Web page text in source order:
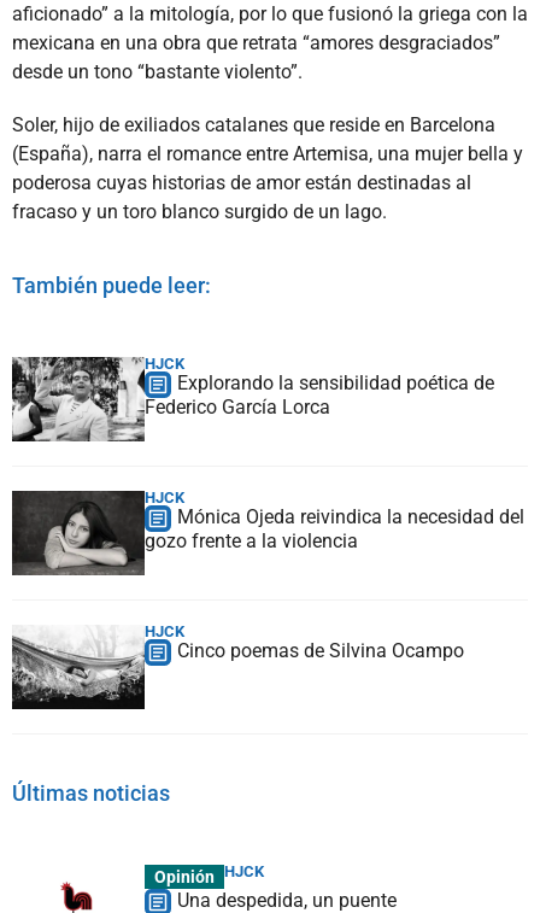
aficionado” a la mitología, por lo que fusionó la griega con la
mexicana en una obra que retrata “amores desgraciados”
desde un tono “bastante violento”.
Soler, hijo de exiliados catalanes que reside en Barcelona
(España), narra el romance entre Artemisa, una mujer bella y
poderosa cuyas historias de amor están destinadas al
fracaso y un toro blanco surgido de un lago.
También puede leer:
HJCK
Explorando la sensibilidad poética de
Federico García Lorca
HJCK
Mónica Ojeda reivindica la necesidad del
gozo frente a la violencia
HJCK
Cinco poemas de Silvina Ocampo
Últimas noticias
Opinión HJCK
Una despedida, un puente